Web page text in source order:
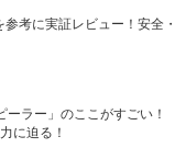
考に実証レビュー！安全・
ラー」のここがすごい！
に迫る！